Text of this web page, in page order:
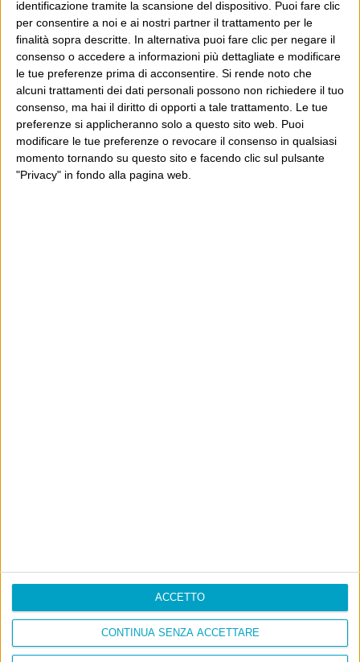
identificazione tramite la scansione del dispositivo. Puoi fare clic
per consentire a noi e ai nostri partner il trattamento per le
finalità sopra descritte. In alternativa puoi fare clic per negare il
consenso o accedere a informazioni più dettagliate e modificare
le tue preferenze prima di acconsentire. Si rende noto che
alcuni trattamenti dei dati personali possono non richiedere il tuo
consenso, ma hai il diritto di opporti a tale trattamento. Le tue
preferenze si applicheranno solo a questo sito web. Puoi
modificare le tue preferenze o revocare il consenso in qualsiasi
momento tornando su questo sito e facendo clic sul pulsante
"Privacy" in fondo alla pagina web.
CONTINUA SENZA ACCETTARE
ACCETTO